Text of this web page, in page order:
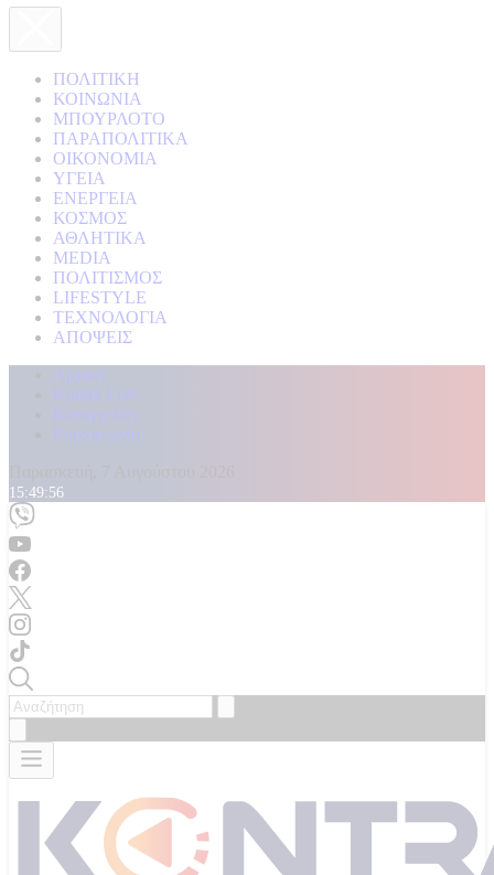
ΠΟΛΙΤΙΚΗ
ΚΟΙΝΩΝΙΑ
ΜΠΟΥΡΛΟΤΟ
ΠΑΡΑΠΟΛΙΤΙΚΑ
ΟΙΚΟΝΟΜΙΑ
ΥΓΕΙΑ
ΕΝΕΡΓΕΙΑ
ΚΟΣΜΟΣ
ΑΘΛΗΤΙΚΑ
MEDIA
ΠΟΛΙΤΙΣΜΟΣ
LIFESTYLE
ΤΕΧΝΟΛΟΓΙΑ
ΑΠΟΨΕΙΣ
Αρχική
Kontra Live
Καταγγελίες
Επικοινωνία
15:49:58